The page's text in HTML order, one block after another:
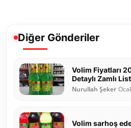
Diğer Gönderiler
Volim Fiyatları
Detaylı Zamlı
Nurullah Şeker
Volim sarhoş